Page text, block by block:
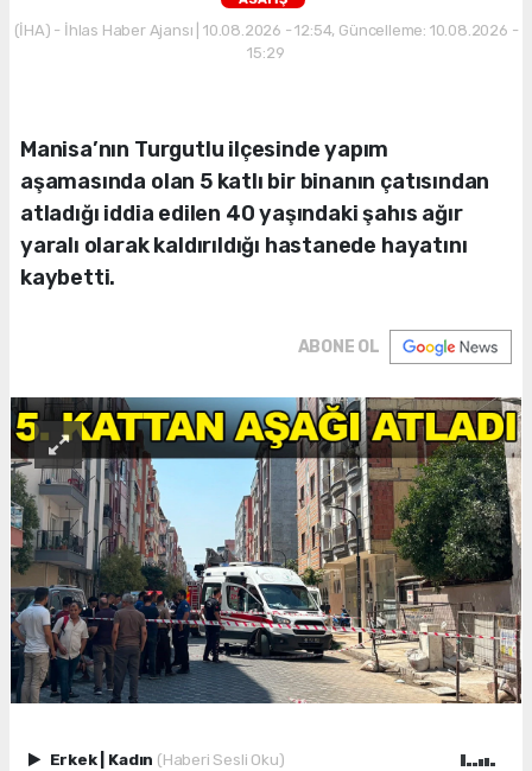
(İHA) - İhlas Haber Ajansı | 10.08.2026 - 12:54, Güncelleme: 10.08.2026 -
15:29
Manisa’nın Turgutlu ilçesinde yapım
aşamasında olan 5 katlı bir binanın çatısından
atladığı iddia edilen 40 yaşındaki şahıs ağır
yaralı olarak kaldırıldığı hastanede hayatını
kaybetti.
ABONE OL
Erkek Kadın (Haberi Sesli Oku)